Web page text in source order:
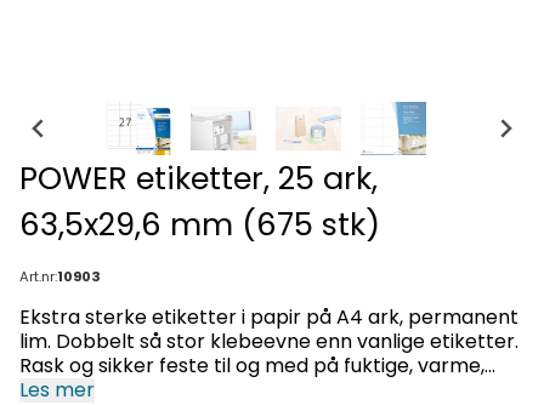
POWER etiketter, 25 ark,
63,5x29,6 mm (675 stk)
Art.nr:10903
Ekstra sterke etiketter i papir på A4 ark, permanent
lim. Dobbelt så stor klebeevne enn vanlige etiketter.
Rask og sikker feste til og med på fuktige, varme,
kalde, rue, støvete og runde flater. Ideelt for merking
Les mer